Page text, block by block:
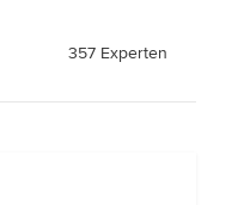
357 Experten